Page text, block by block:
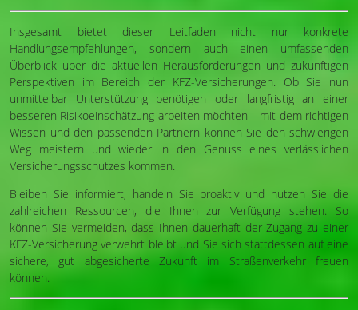
Insgesamt bietet dieser Leitfaden nicht nur konkrete
Handlungsempfehlungen, sondern auch einen umfassenden
Überblick über die aktuellen Herausforderungen und zukünftigen
Perspektiven im Bereich der KFZ-Versicherungen. Ob Sie nun
unmittelbar Unterstützung benötigen oder langfristig an einer
besseren Risikoeinschätzung arbeiten möchten – mit dem richtigen
Wissen und den passenden Partnern können Sie den schwierigen
Weg meistern und wieder in den Genuss eines verlässlichen
Versicherungsschutzes kommen.
Bleiben Sie informiert, handeln Sie proaktiv und nutzen Sie die
zahlreichen Ressourcen, die Ihnen zur Verfügung stehen. So
können Sie vermeiden, dass Ihnen dauerhaft der Zugang zu einer
KFZ-Versicherung verwehrt bleibt und Sie sich stattdessen auf eine
sichere, gut abgesicherte Zukunft im Straßenverkehr freuen
können.